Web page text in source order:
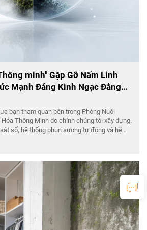
minh" Gặp Gỡ Nấm Linh
Mạnh Đáng Kinh Ngạc Đằng
bạn tham quan bên trong Phòng Nuôi
Thông Minh do chính chúng tôi xây dựng.
số, hệ thống phun sương tự động và hệ
minh hoạt động liên tục 24/7, sử dụng công